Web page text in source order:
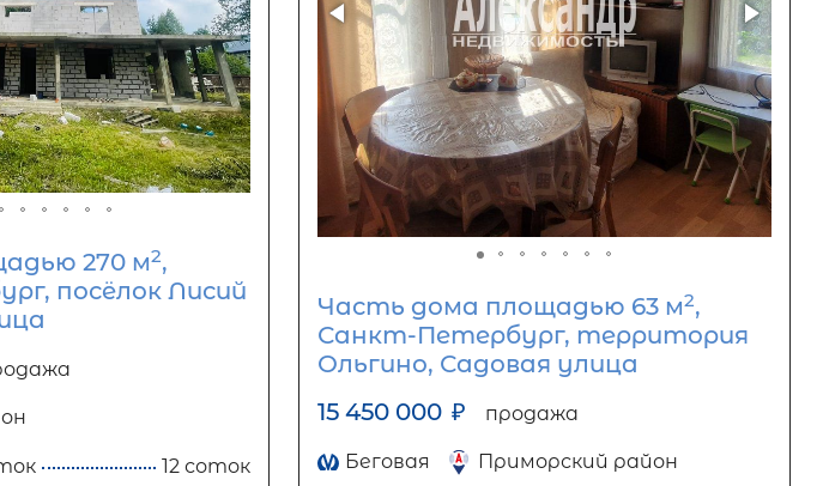
270 м2,
посёлок Лисий
12 соток
Часть дома площадью 63 м2,
Санкт-Петербург, территория
Ольгино, Садовая улица
15 450 000 ₽ продажа
Беговая Приморский район